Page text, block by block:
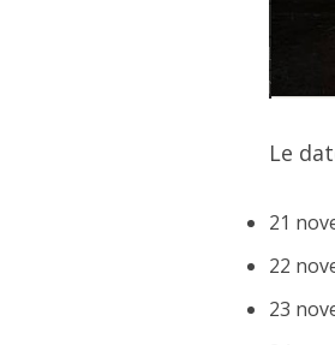
Le
21
22
23